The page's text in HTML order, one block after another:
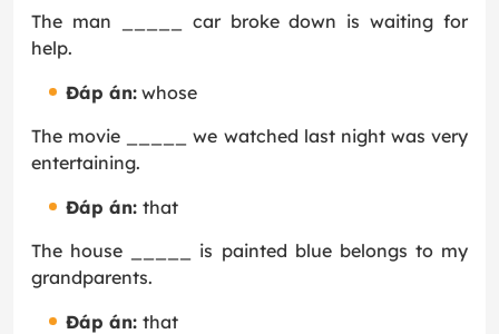
The man _____ car broke down is waiting for
help.
Đáp án: whose
The movie _____ we watched last night was very
entertaining.
Đáp án: that
The house _____ is painted blue belongs to my
grandparents.
Đáp án: that